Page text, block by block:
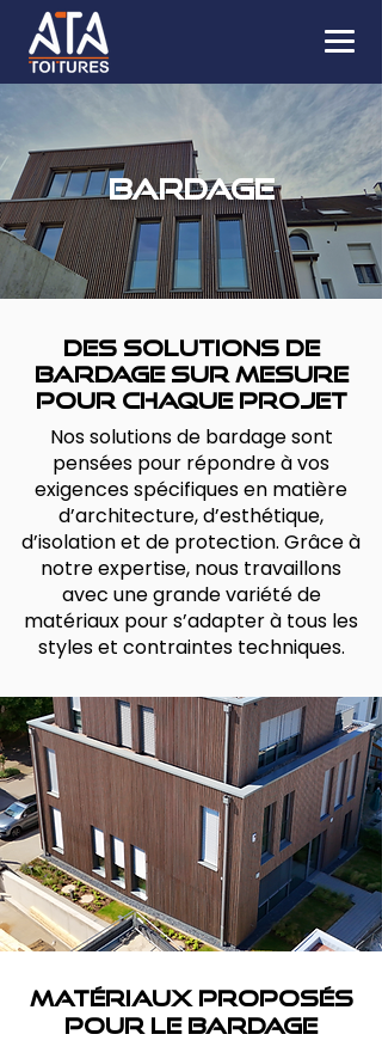
BARDAGE
Des solutions de
bardage sur mesure
pour chaque projet
Nos solutions de bardage sont
pensées pour répondre à vos
exigences spécifiques en matière
d’architecture, d’esthétique,
d’isolation et de protection. Grâce à
notre expertise, nous travaillons
avec une grande variété de
matériaux pour s’adapter à tous les
styles et contraintes techniques.
Matériaux proposés
pour le bardage